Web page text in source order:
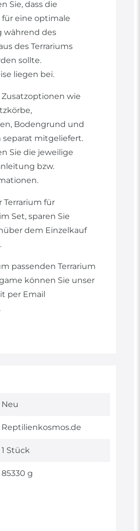
Sie, dass die
eine optimale
während des
des Terrariums
sollte.
liegen bei.
wie
Bodengrund und
separat mitgeliefert.
Sie die jeweilige
bzw.
Terrarium für
Set, sparen Sie
dem Einzelkauf
passenden Terrarium
können Sie unser
per Email
Neu
Reptilienkosmos.de
1 Stück
85330 g